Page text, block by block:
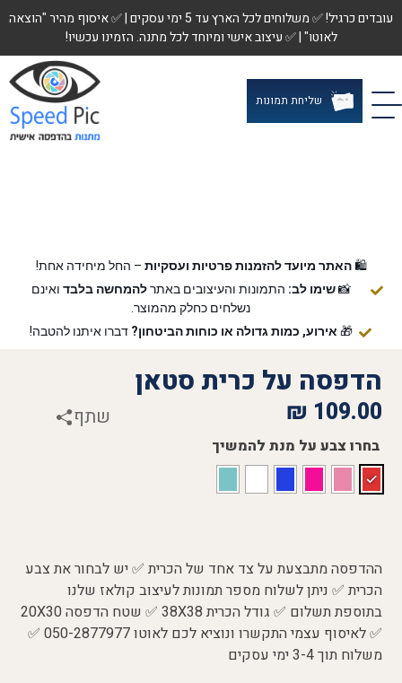
עובדים כרגיל! ✅ משלוחים לכל הארץ עד 5 ימי עסקים | ✅ איסוף מהיר "הוצאה
לאוטו" | ✅ עיצוב אישי ומיוחד לכל מתנה. הזמינו עכשיו!
שליחת תמונות
🛍️האתר מיועד להזמנות פרטיות ועסקיות – החל מיחידה אחת!
📸שימו לב: התמונות והעיצובים באתרלהמחשה בלבד ואינם
נשלחים כחלק מהמוצר.
🎁 אירוע, כמות גדולה או כוחות הביטחון? דברו איתנו להטבה!
הדפסה על כרית סטאן
109.00
₪ שתף
בחרו צבע על מנת להמשיך
ההדפסה מתבצעת על צד אחד של הכרית ✅ יש לבחור את צבע
הכרית ✅ ניתן לשלוח מספר תמונות לעיצוב קולאז שלנו
בתוספת תשלום ✅ גודל הכרית 38X38 ✅ שטח הדפסה 20X30
✅ לאיסוף עצמי התקשרו ונוציא לכם לאוטו 050-2877977 ✅
משלוח תוך 3-4 ימי עסקים